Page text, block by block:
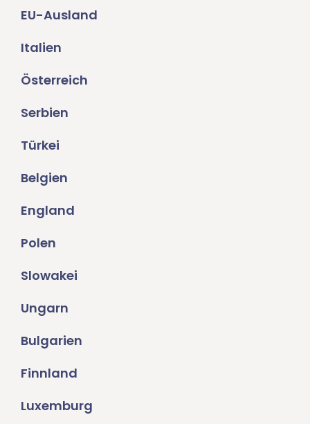
EU-Ausland
Italien
Österreich
Serbien
Türkei
Belgien
England
Polen
Slowakei
Ungarn
Bulgarien
Finnland
Luxemburg